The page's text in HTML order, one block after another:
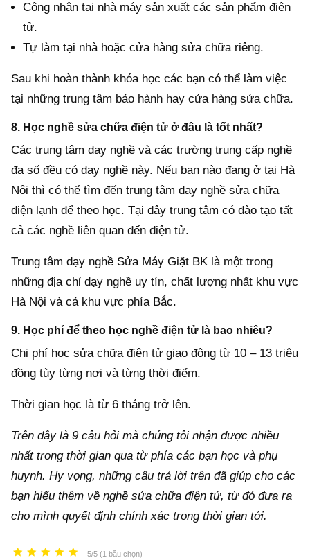
Công nhân tại nhà máy sản xuất các sản phẩm điện
tử.
Tự làm tại nhà hoặc cửa hàng sửa chữa riêng.
Sau khi hoàn thành khóa học các bạn có thể làm việc
tại những trung tâm bảo hành hay cửa hàng sửa chữa.
8. Học nghề sửa chữa điện tử ở đâu là tốt nhất?
Các trung tâm dạy nghề và các trường trung cấp nghề
đa số đều có dạy nghề này. Nếu bạn nào đang ở tại Hà
Nội thì có thể tìm đến trung tâm dạy nghề sửa chữa
điện lạnh để theo học. Tại đây trung tâm có đào tạo tất
cả các nghề liên quan đến điện tử.
Trung tâm dạy nghề Sửa Máy Giặt BK là một trong
những địa chỉ dạy nghề uy tín, chất lượng nhất khu vực
Hà Nội và cả khu vực phía Bắc.
9. Học phí để theo học nghề điện tử là bao nhiêu?
Chi phí học sửa chữa điện tử giao động từ 10 – 13 triệu
đồng tùy từng nơi và từng thời điểm.
Thời gian học là từ 6 tháng trở lên.
Trên đây là 9 câu hỏi mà chúng tôi nhận được nhiều
nhất trong thời gian qua từ phía các bạn học và phụ
huynh. Hy vọng, những câu trả lời trên đã giúp cho các
bạn hiểu thêm về nghề sửa chữa điện tử, từ đó đưa ra
cho mình quyết định chính xác trong thời gian tới.
5/5 (1 bầu chọn)